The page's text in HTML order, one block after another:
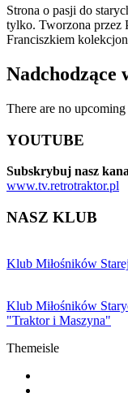
Strona o pasji do
tylko. Tworzona przez
Franciszkiem
Nadchodzące
There are no
YOUTUBE
Subskrybuj nasz
www.tv.retrotraktor.pl
NASZ KLUB
Klub Miłośników
Klub Miłośników
"Traktor i Maszyna"
Themeisle
Drugie